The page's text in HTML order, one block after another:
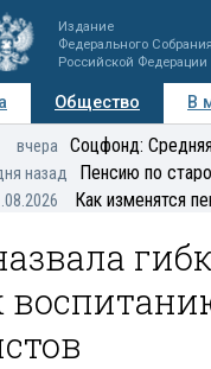
Издание
Федерального Собрания
Российской Федерации
Общество В
Мнения Регионы
вчера Соцфонд:
назад Пенсию по
Как изменятся